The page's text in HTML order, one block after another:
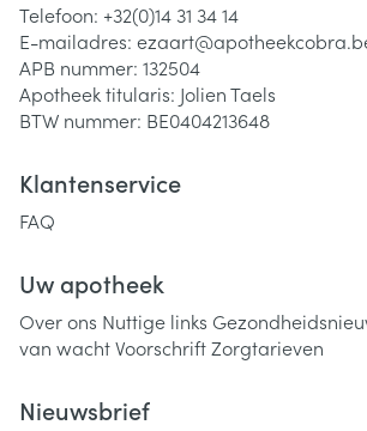
Telefoon: +32(0)14 31 34 14
E-mailadres: ezaart@
APB nummer: 132504
Apotheek titularis: Jolien Taels
BTW nummer: BE0404213648
Klantenservice
FAQ
Uw apotheek
Over ons Nuttige links
van wachtVoorschriftZorgtarieven
Nieuwsbrief